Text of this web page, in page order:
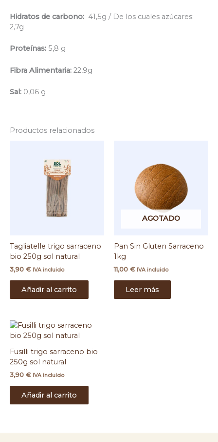
Hidratos de carbono: 41,5g / De los cuales azúcares:
2,7g
Proteínas: 5,8 g
Fibra Alimentaria: 22,9g
Sal: 0,06 g
Productos relacionados
Tagliatelle trigo sarraceno
bio 250g sol natural
3,90 € IVA incluido
Añadir al carrito
AGOTADO
Pan Sin Gluten Sarraceno
1kg
11,00 € IVA incluido
Leer más
Fusilli trigo sarraceno bio
250g sol natural
3,90 € IVA incluido
Añadir al carrito